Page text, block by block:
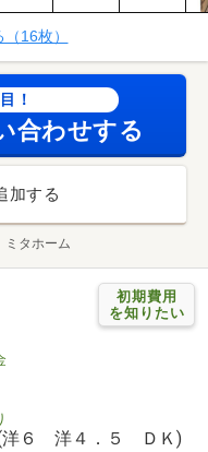
16枚）
！
合わせする
加する
ミタホーム
初期費用
を知りたい
洋６ 洋４．５ ＤＫ)